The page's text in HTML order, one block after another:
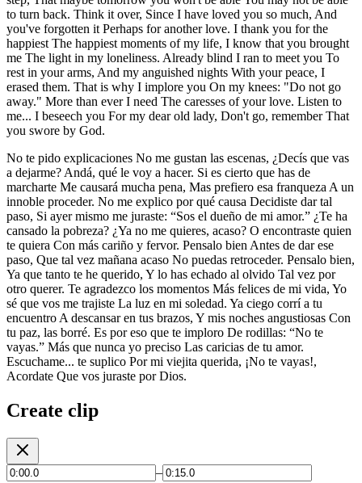
to turn back. Think it over, Since I have loved you so much, And
you've forgotten it Perhaps for another love. I thank you for the
happiest The happiest moments of my life, I know that you brought
me The light in my loneliness. Already blind I ran to meet you To
rest in your arms, And my anguished nights With your peace, I
erased them. That is why I implore you On my knees: "Do not go
away." More than ever I need The caresses of your love. Listen to
me... I beseech you For my dear old lady, Don't go, remember That
you swore by God.
No te pido explicaciones No me gustan las escenas, ¿Decís que vas
a dejarme? Andá, qué le voy a hacer. Si es cierto que has de
marcharte Me causará mucha pena, Mas prefiero esa franqueza A un
innoble proceder. No me explico por qué causa Decidiste dar tal
paso, Si ayer mismo me juraste: “Sos el dueño de mi amor.” ¿Te ha
cansado la pobreza? ¿Ya no me quieres, acaso? O encontraste quien
te quiera Con más cariño y fervor. Pensalo bien Antes de dar ese
paso, Que tal vez mañana acaso No puedas retroceder. Pensalo bien,
Ya que tanto te he querido, Y lo has echado al olvido Tal vez por
otro querer. Te agradezco los momentos Más felices de mi vida, Yo
sé que vos me trajiste La luz en mi soledad. Ya ciego corrí a tu
encuentro A descansar en tus brazos, Y mis noches angustiosas Con
tu paz, las borré. Es por eso que te imploro De rodillas: “No te
vayas.” Más que nunca yo preciso Las caricias de tu amor.
Escuchame... te suplico Por mi viejita querida, ¡No te vayas!,
Acordate Que vos juraste por Dios.
Create clip
–